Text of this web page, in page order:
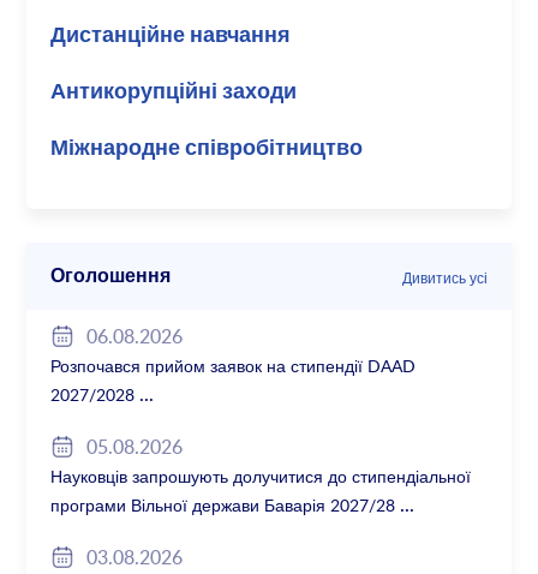
Дистанційне навчання
Антикорупційні заходи
Міжнародне співробітництво
Оголошення Дивитись усі
06.08.2026
Розпочався прийом заявок на стипендії DAAD
2027/2028
05.08.2026
Науковців запрошують долучитися до стипендіальної
програми Вільної держави Баварія 2027/28
03.08.2026